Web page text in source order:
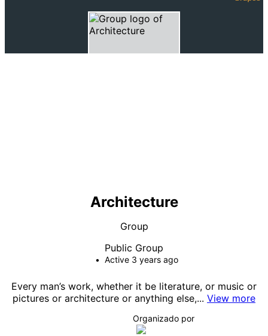
Architecture
Group
Public Group
Active 3 years ago
Every man’s work, whether it be literature, or music or
pictures or architecture or anything else,... View more
Organizado por